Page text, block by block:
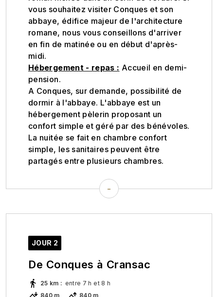
-
vous souhaitez visiter Conques et son
abbaye, édifice majeur de l'architecture
romane, nous vous conseillons d'arriver
en fin de matinée ou en début d'après-
midi.
Hébergement - repas : Accueil en demi-
pension.
A Conques, sur demande, possibilité de
dormir à l'abbaye. L'abbaye est un
hébergement pèlerin proposant un
confort simple et géré par des bénévoles.
La nuitée se fait en chambre confort
simple, les sanitaires peuvent être
partagés entre plusieurs chambres.
JOUR 2
De Conques à Cransac
25 km : entre 7 h et 8 h
840 m
840 m